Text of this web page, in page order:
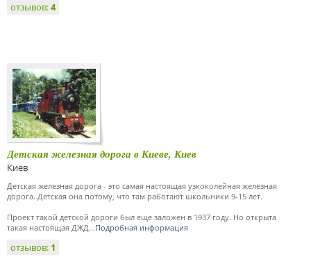
отзывов:4
Детская железная дорога в Киеве, Киев
Киев
Детская железная дорога - это самая настоящая узкоколейная железная
дорога. Детская она потому, что там работают школьники 9-15 лет.
Проект такой детской дороги был еще заложен в 1937 году. Но открыта
такая настоящая ДЖД...Подробная информация
отзывов: 1